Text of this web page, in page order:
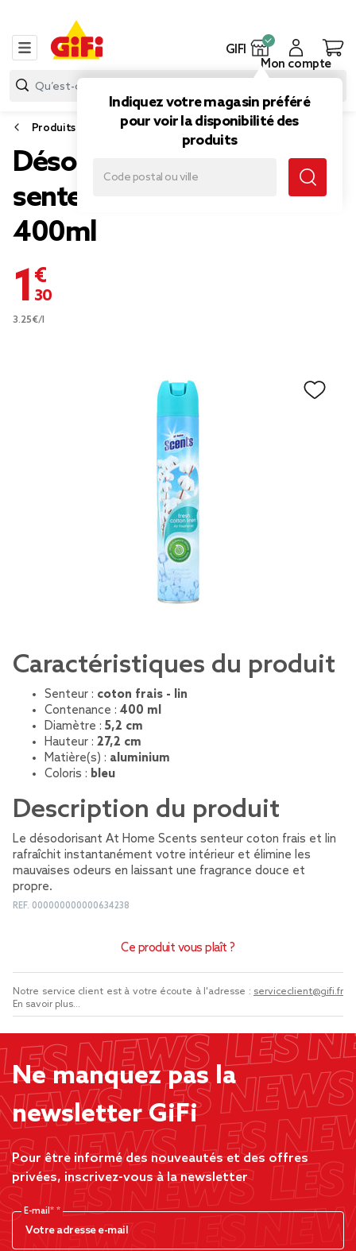
GIFI
Indiquez votre magasin préféré
pour voir la disponibilité des
produits
Mon compte
Produits d’entretien
Désodorisant aérosol
senteur coton frais lin
400ml
1,30 €
3.25€/l
Caractéristiques du produit
Senteur : coton frais - lin
Contenance : 400 ml
Diamètre : 5,2 cm
Hauteur : 27,2 cm
Matière(s) : aluminium
Coloris : bleu
Description du produit
Le désodorisant At Home Scents senteur coton frais et lin
rafraîchit instantanément votre intérieur et élimine les
mauvaises odeurs en laissant une fragrance douce et
propre.
REF. 000000000000634238
Ce produit vous plaît ?
Notre service client est à votre écoute à l'adresse : serviceclient@gifi.fr
En savoir plus...
Ne manquez pas la
newsletter GiFi
Pour être informé des nouveautés et des offres
privées, inscrivez-vous à la newsletter
E-mail*